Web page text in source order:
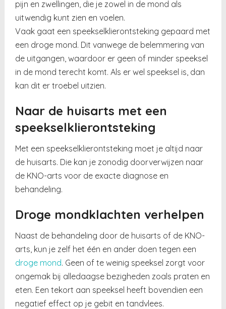
pijn en zwellingen, die je zowel in de mond als
uitwendig kunt zien en voelen.
Vaak gaat een speekselklierontsteking gepaard met
een droge mond. Dit vanwege de belemmering van
de uitgangen, waardoor er geen of minder speeksel
in de mond terecht komt. Als er wel speeksel is, dan
kan dit er troebel uitzien.
Naar de huisarts met een
speekselklierontsteking
Met een speekselklierontsteking moet je altijd naar
de huisarts. Die kan je zonodig doorverwijzen naar
de KNO-arts voor de exacte diagnose en
behandeling.
Droge mondklachten verhelpen
Naast de behandeling door de huisarts of de KNO-
arts, kun je zelf het één en ander doen tegen een
droge mond. Geen of te weinig speeksel zorgt voor
ongemak bij alledaagse bezigheden zoals praten en
eten. Een tekort aan speeksel heeft bovendien een
negatief effect op je gebit en tandvlees.